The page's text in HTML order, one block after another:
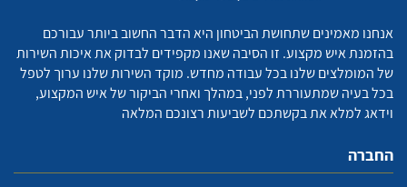
אנחנו מאמינים שתחושת הביטחון היא הדבר החשוב ביותר עבורכם
בהזמנת איש מקצוע. זו הסיבה שאנו מקפידים לבדוק את איכות השירות
של המומלצים שלנו בכל עבודה מחדש. מוקד השירות שלנו ערוך לטפל
בכל בעיה שמתעוררת לפני, במהלך ואחרי הביקור של איש המקצוע,
וידאג למלא את בקשתכם לשביעות רצונכם המלאה
החברה